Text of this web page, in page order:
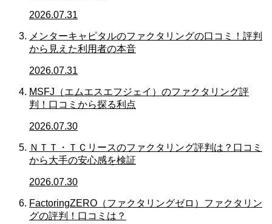
2026.07.31
メンターキャピタルのファクタリングの口コミ！評判
から見えた利用者の本音
2026.07.31
MSFJ（エムエスエフジェイ）のファクタリング評
判！口コミから探る利点
2026.07.30
ＮＴＴ・ＴＣリースのファクタリング評判は？口コミ
から大手の安心感を検証
2026.07.30
FactoringZERO（ファクタリングゼロ）ファクタリン
グの評判！口コミは？